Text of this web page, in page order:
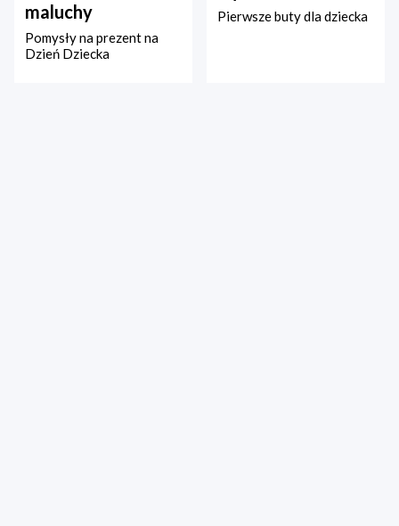
maluchy
Pomysły na prezent na
Dzień Dziecka
Pierwsze buty dla dziecka